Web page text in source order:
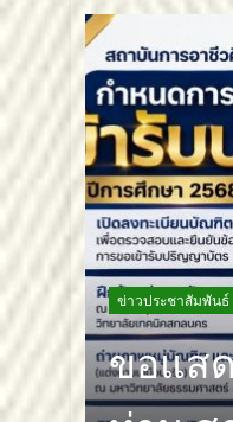
ข่าวประชาสัมพันธ์
สถาบั